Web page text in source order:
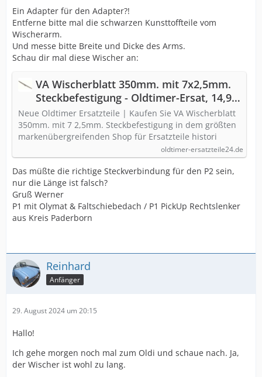
Ein Adapter für den Adapter?!
Entferne bitte mal die schwarzen Kunsttoffteile vom
Wischerarm.
Und messe bitte Breite und Dicke des Arms.
Schau dir mal diese Wischer an:
VA Wischerblatt 350mm. mit 7x2,5mm.
Steckbefestigung - Oldtimer-Ersat, 14,90
€
Neue Oldtimer Ersatzteile | Kaufen Sie VA Wischerblatt
350mm. mit 7 2,5mm. Steckbefestigung in dem größten
markenübergreifenden Shop für Ersatzteile histori
oldtimer-ersatzteile24.de
Das müßte die richtige Steckverbindung für den P2 sein,
nur die Länge ist falsch?
Gruß Werner
P1 mit Olymat & Faltschiebedach / P1 PickUp Rechtslenker
aus Kreis Paderborn
Reinhard
Anfänger
29. August 2024 um 20:15
Hallo!
Ich gehe morgen noch mal zum Oldi und schaue nach. Ja,
der Wischer ist wohl zu lang.